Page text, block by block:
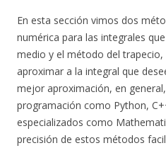
En esta sección vimos dos
numérica para las integrales
medio y el método del trapecio,
aproximar a la integral que
mejor aproximación, en
programación como Python,
especializados como
precisión de estos métodos